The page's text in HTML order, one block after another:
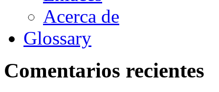
Acerca de
Glossary
Comentarios recientes